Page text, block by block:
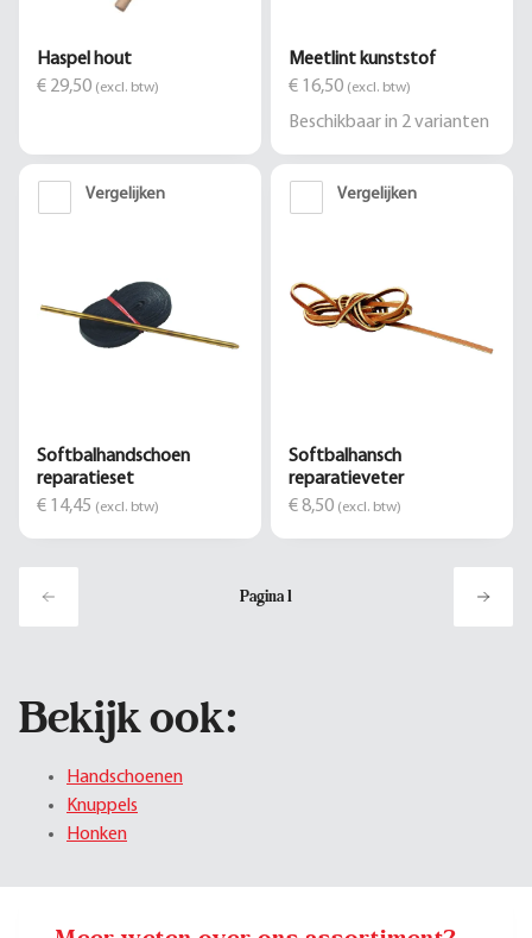
Haspel hout
€ 29,50 (excl. btw)
Meetlint kunststof
€ 16,50 (excl. btw)
Beschikbaar in 2varianten
Vergelijken
Softbalhandschoen
reparatieset
€ 14,45 (excl. btw)
Vergelijken
Softbalhansch
reparatieveter
€ 8,50 (excl. btw)
Pagina1
Bekijk ook:
Handschoenen
Knuppels
Honken